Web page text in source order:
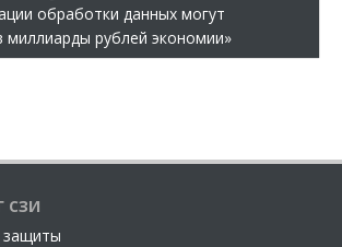
обработки данных могут
миллиарды рублей экономии»
СЗИ
защиты